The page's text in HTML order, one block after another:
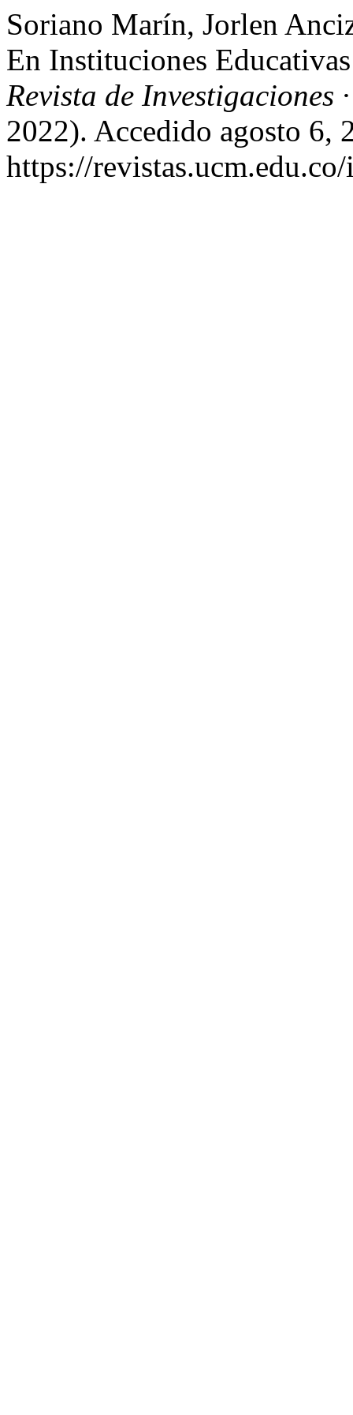
Soriano Marín, Jorlen
En Instituciones
Revista de Investigaciones
2022). Accedido agosto 6,
https://